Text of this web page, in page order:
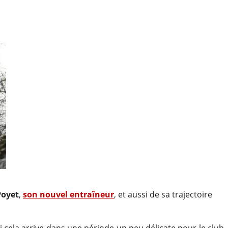
, son nouvel entraîneur, et aussi de sa trajectoire